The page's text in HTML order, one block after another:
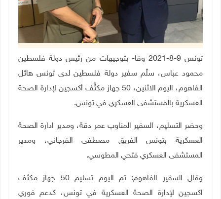
تونس 9-8-2021 وفا- بتوجيهات من رئيس دولة فلسطين
محمود عباس، سلّم سفير دولة فلسطين لدى تونس هائل
الفاهوم، اليوم الاثنين، 50 جهاز مكثِّف أكسجين لإدارة الصحة
العسكرية بالمستشفى العسكري في تونس.
وحضر التسليم، السفير المناوب عمر دقة، ومدير ادارة الصحة
العسكرية بتونس
الفريق مصطفى الفرجاني، ومدير
المستشفى العسكري فتحي المطوسي.
وقال السفير الفاهوم: تم اليوم تسليم 50 جهاز مكثف
اكسجين لإدارة الصحة العسكرية في تونس، كدعم فوري